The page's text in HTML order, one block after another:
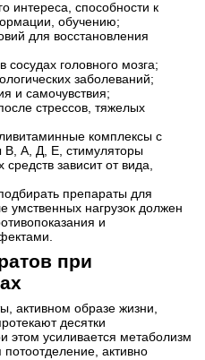
интереса, способности к
обучению;
для восстановления
головного мозга;
заболеваний;
и самочувствия;
стрессов, тяжелых
комплексы с
В, А, Д, Е, стимуляторы
зависит от вида,
препараты для
умственных нагрузок должен
и
при
активном образе жизни,
десятки
этом усиливается метаболизм
активно